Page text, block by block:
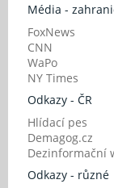
Média -
FoxNews
CNN
WaPo
NY Times
Odkazy - ČR
Hlídací pes
Demagog.cz
Dezinformační
Odkazy - různé